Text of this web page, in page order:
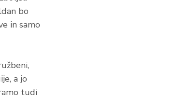
bo
in samo
a jo
tudi